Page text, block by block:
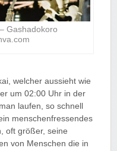
Gashadokoro
welcher aussieht wie
um 02:00 Uhr in der
laufen, so schnell
menschenfressendes
oft größer, seine
von Menschen die in